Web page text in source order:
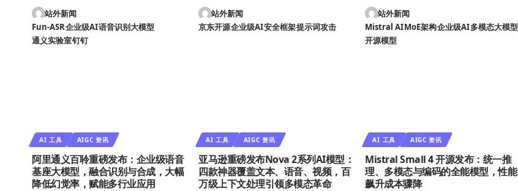
站外新闻
Fun-ASR企业级AI语音识别大模型
通义实验室钉钉
站外新闻
京东开源企业级AI安全框架提示词攻击
站外新闻
Mistral AIMoE架构企业级AI多模态大模型
开源模型
AI 工具 AIGC 资讯
阿里通义百聆重磅发布：企业级语音
基座大模型，融合识别与合成，大幅
降低幻觉率，赋能多行业应用
AI 工具 AIGC 资讯
亚马逊重磅发布Nova 2系列AI模型：
四款神器覆盖文本、语音、视频，百
万级上下文处理引领多模态革命
AI 工具 AIGC 资讯
Mistral Small 4 开源发布：统一推
理、多模态与编码的全能模型，性能
飙升成本骤降